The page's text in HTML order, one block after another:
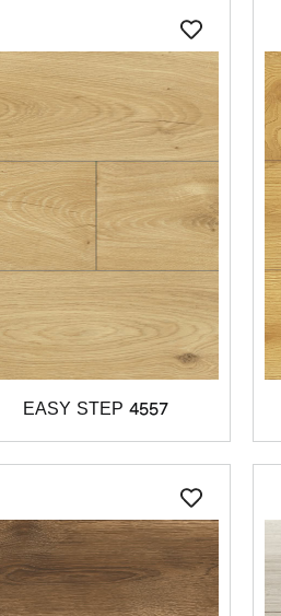
EASY STEP 4557